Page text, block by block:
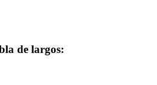
de largos: